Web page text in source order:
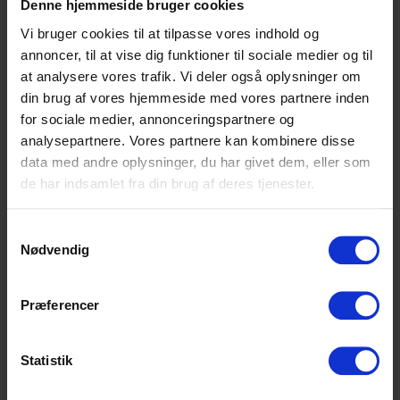
Denne hjemmeside bruger cookies
Vi bruger cookies til at tilpasse vores indhold og
annoncer, til at vise dig funktioner til sociale medier og til
at analysere vores trafik. Vi deler også oplysninger om
din brug af vores hjemmeside med vores partnere inden
for sociale medier, annonceringspartnere og
analysepartnere. Vores partnere kan kombinere disse
data med andre oplysninger, du har givet dem, eller som
de har indsamlet fra din brug af deres tjenester.
Nødvendig
Præferencer
Statistik
Frist: Løbende
Bliv farmakonom i hele
landet